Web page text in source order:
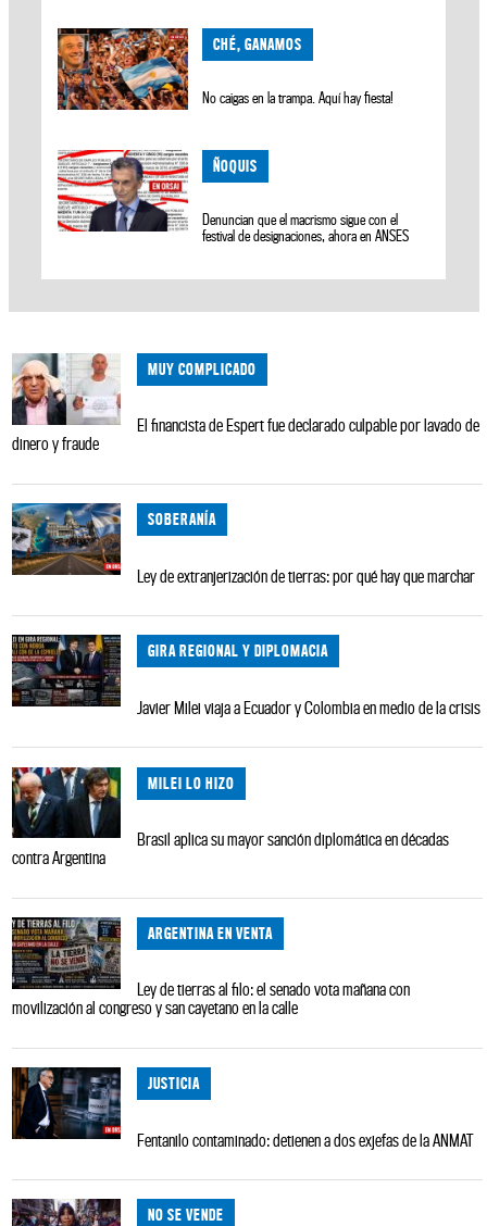
CHÉ, GANAMOS
No caigas en la trampa. Aquí hay fiesta!
ÑOQUIS
Denuncian que el macrismo sigue con el
festival de designaciones, ahora en ANSES
MUY COMPLICADO
El financista de Espert fue declarado culpable por lavado de
dinero y fraude
SOBERANÍA
Ley de extranjerización de tierras: por qué hay que marchar
GIRA REGIONAL Y DIPLOMACIA
Javier Milei viaja a Ecuador y Colombia en medio de la crisis
MILEI LO HIZO
Brasil aplica su mayor sanción diplomática en décadas
contra Argentina
ARGENTINA EN VENTA
Ley de tierras al filo: el senado vota mañana con
movilización al congreso y san cayetano en la calle
JUSTICIA
Fentanilo contaminado: detienen a dos exjefas de la ANMAT
NO SE VENDE